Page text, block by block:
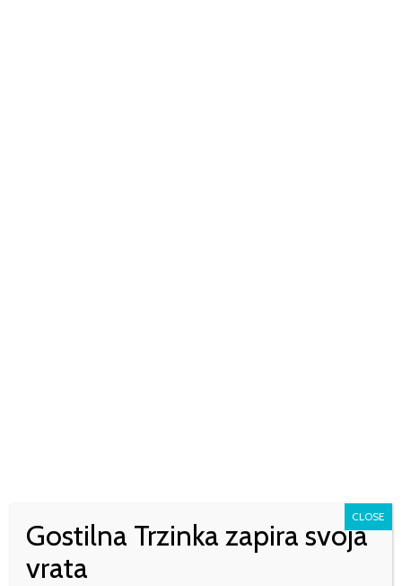
Gostilna Trzinka zapira svoja
vrata
CLOSE